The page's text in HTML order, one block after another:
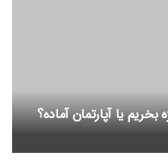
بخریم یا آپارتمان آماده؟